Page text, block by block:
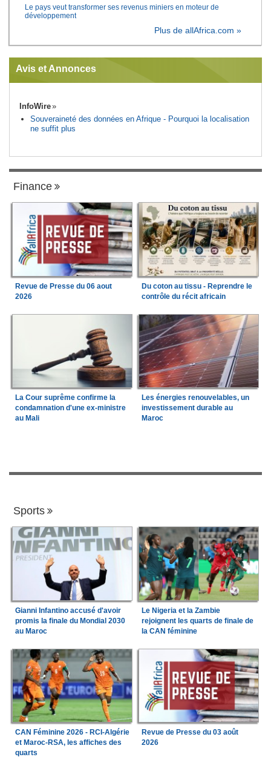
Le pays veut transformer ses revenus miniers en moteur de
développement
Plus de allAfrica.com »
Avis et Annonces
InfoWire
Souveraineté des données en Afrique - Pourquoi la localisation
ne suffit plus
Finance
Revue de Presse du 06 aout
2026
Du coton au tissu - Reprendre le
contrôle du récit africain
La Cour suprême confirme la
condamnation d'une ex-ministre
au Mali
Les énergies renouvelables, un
investissement durable au
Maroc
Sports
Gianni Infantino accusé d'avoir
promis la finale du Mondial 2030
au Maroc
Le Nigeria et la Zambie
rejoignent les quarts de finale de
la CAN féminine
CAN Féminine 2026 - RCI-Algérie
et Maroc-RSA, les affiches des
quarts
Revue de Presse du 03 août
2026